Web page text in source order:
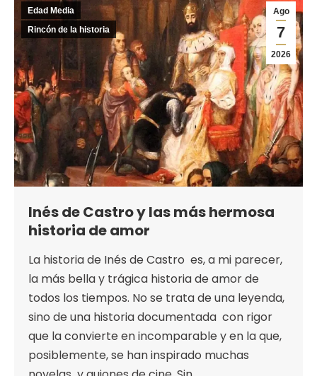
Ago
7
2026
Edad Media
Rincón de la historia
Inés de Castro y las más hermosa
historia de amor
La historia de Inés de Castro es, a mi parecer,
la más bella y trágica historia de amor de
todos los tiempos. No se trata de una leyenda,
sino de una historia documentada con rigor
que la convierte en incomparable y en la que,
posiblemente, se han inspirado muchas